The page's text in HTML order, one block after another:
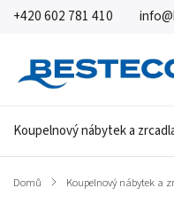
+420 602 781 410
Koupelnový nábytek a
Domů / Koupelnový nábytek a